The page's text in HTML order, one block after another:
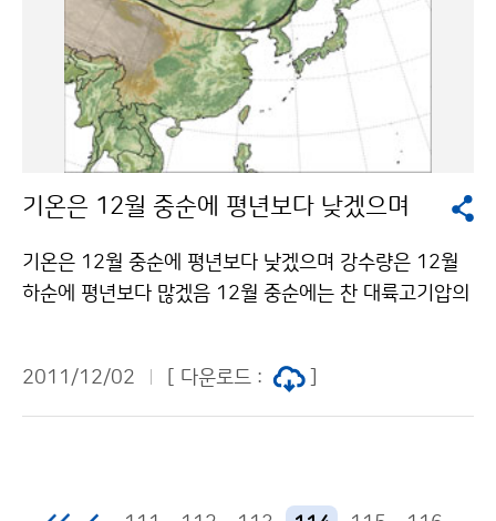
은 "공공누리" 출처표시-상업적이용금지 조건에 따라 이
용 할 수 있습니다.
기상청장과 주양곤 청해복지재단 이사장, 전병헌 국회의
원, 김영명 여사(한나라당 정몽준 의원 부인), 김현상ㆍ문
호현 동작구의원 등 내외빈과 기상청 직원 50여명 및 지
역 자원봉사자 10여명이 참여했다. 이 날 담근 1,000포
기의 김장은 동작구 내 315개 불우이웃 가정과 청해복지
은 “우리의 정성으로 담근 김치가 소외된 우리 이웃들이
다”며, “앞으로도 기상청은 국민의 생명과 재산을 지키기
위해 최선을 다 할뿐만 아니라 어려운 이웃과 함께 하는
상청 이(가) 창작한 기상청, 사랑의 김장 나눔 행사 열어
기온은 12월 중순에 평년보다 낮겠으며
기온은 12월 중순에 평년보다 낮겠으며 강수량은 12월
하순에 평년보다 많겠음 12월 중순에는 찬 대륙고기압의
오는 곳이 있겠습니다. 강수량은 평년과 비슷하겠습니다.
월 평 균 기 온 강 수 량 12월 중순 평년(-3~5℃)보다 낮
평년(-5~4℃)과 비슷하겠음 평년(5~14㎜)과 비슷하겠
2011/12/02 [ 다운로드 :